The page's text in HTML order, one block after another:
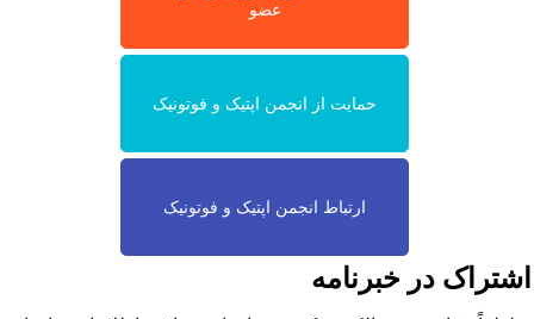
عضو
حمایت از انجمن اپتیک و فوتونیک
ارتباط انجمن اپتیک و فوتونیک
در خبرنامه